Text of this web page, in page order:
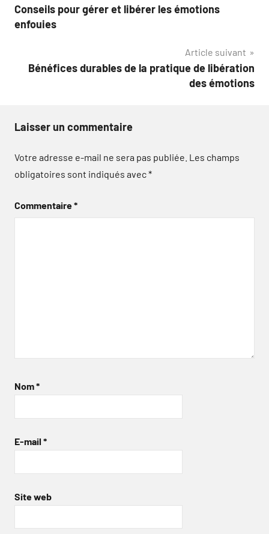
de
Conseils pour gérer et libérer les émotions
enfouies
Article suivant
Bénéfices durables de la pratique de libération
des émotions
Laisser un commentaire
Votre adresse e-mail ne sera pas publiée. Les champs
obligatoires sont indiqués avec*
Commentaire*
Nom*
E-mail *
Site web